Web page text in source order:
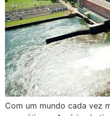
Com um mundo cada vez